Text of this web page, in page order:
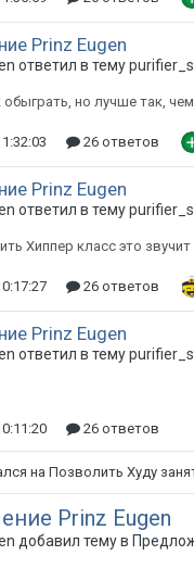
Prinz Eugen
ответил в тему
но лучше так, чем
26 ответов
Prinz Eugen
ответил в тему
Хиппер класс это
26 ответов
Prinz Eugen
ответил в тему
26 ответов
наПозволить Худу
Prinz Eugen
добавил тему в